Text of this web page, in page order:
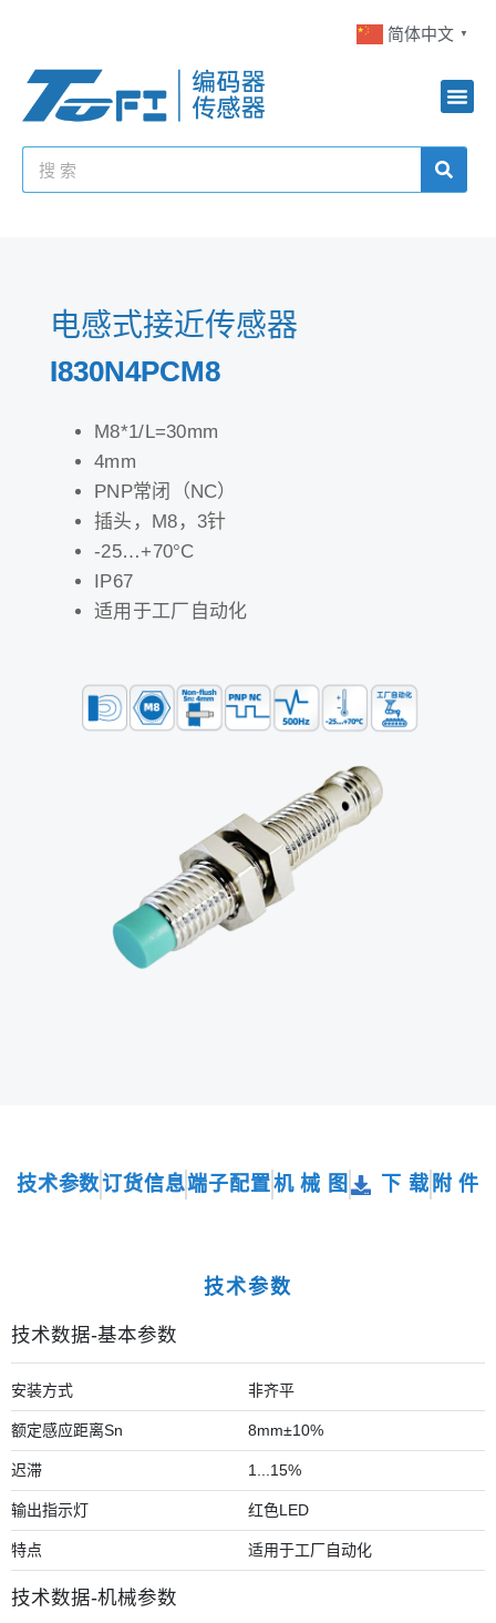
简体中文 ▼
电感式接近传感器
I830N4PCM8
M8*1/L=30mm
4mm
PNP常闭（NC）
插头，M8，3针
-25…+70°C
IP67
适用于工厂自动化
技术参数订货信息端子配置机 械 图 下 载 附 件
技术参数
技术数据-基本参数
安装方式 非齐平
额定感应距离Sn 8mm±10%
迟滞 1...15%
输出指示灯 红色LED
特点 适用于工厂自动化
技术数据-机械参数